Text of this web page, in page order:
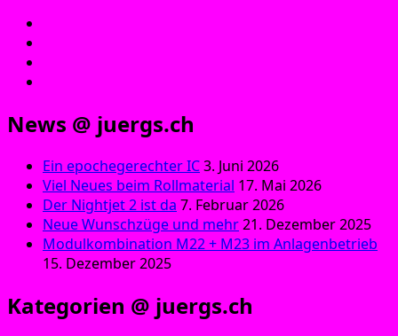
News @ juergs.ch
Ein epochegerechter IC3. Juni 2026
Viel Neues beim Rollmaterial 17. Mai 2026
Der Nightjet 2 ist da 7. Februar 2026
Neue Wunschzüge und mehr21. Dezember 2025
Modulkombination M22 + M23 im Anlagenbetrieb
15. Dezember 2025
Kategorien @ juergs.ch